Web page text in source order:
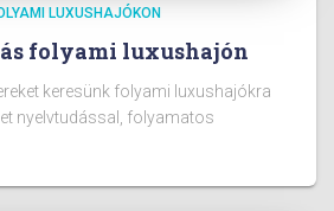
LUXUSHAJÓKON
folyami luxushajón
keresünk folyami luxushajókra
nyelvtudással, folyamatos